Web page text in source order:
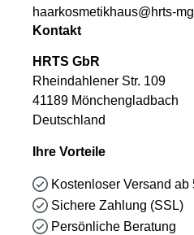
haarkosmetikhaus@hrts-
Kontakt
HRTS GbR
Rheindahlener Str. 109
41189 Mönchengladbach
Deutschland
Ihre Vorteile
Kostenloser Versand ab
Sichere Zahlung (SSL)
Persönliche Beratung